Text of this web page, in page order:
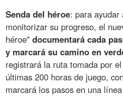
Senda del héroe: para ayudar
monitorizar su progreso, el
héroe"documentará cada
y marcará su camino en
registrará la ruta tomada por
últimas 200 horas de juego,
marcará los pasos en una